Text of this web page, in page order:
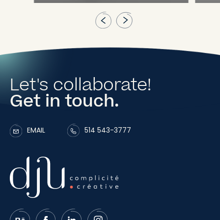
Let's collaborate!
Get in touch.
EMAIL 514 543-3777